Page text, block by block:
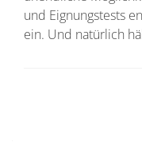
und Eignungstests
ein. Und natürlich